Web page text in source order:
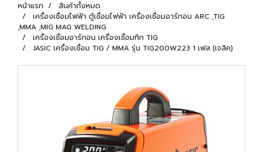
หน้าแรก
สินค้าทั้งหมด
เครื่องเชื่อมไฟฟ้า ตู้เชื่อมไฟฟ้า เครื่องเชื่อมอาร์กอน ARC ,TIG
,MMA ,MIG MAG WELDING
เครื่องเชื่อมอาร์กอน เครื่องเชื่อมทิก TIG
JASIC เครื่องเชื่อม TIG / MMA รุ่น TIG200W223 1 เฟส (เจสิค)